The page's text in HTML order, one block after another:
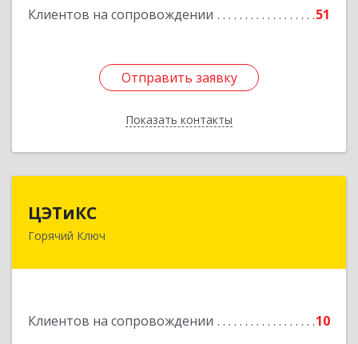
Клиентов на сопровождении 51
Отправить заявку
Показать контакты
Отправить заявку
Назад
ЦЭТиКС
Горячий Ключ
Клиентов на сопровождении 10
353290, Краснодарский край, Горячий Ключ г,